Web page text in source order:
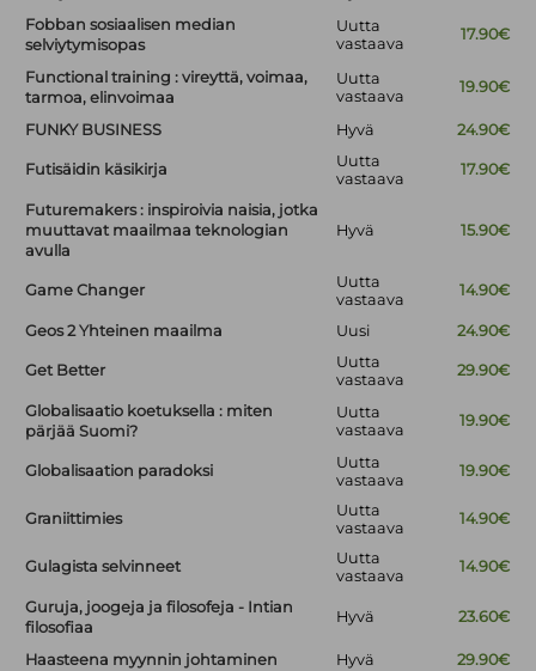
Fobban sosiaalisen median
selviytymisopas
Uutta
vastaava
17.90€
Functional training : vireyttä, voimaa,
tarmoa, elinvoimaa
Uutta
vastaava
19.90€
FUNKY BUSINESS Hyvä 24.90€
Futisäidin käsikirja
Uutta
vastaava
17.90€
Futuremakers : inspiroivia naisia, jotka
muuttavat maailmaa teknologian
avulla
Hyvä 15.90€
Game Changer
Uutta
vastaava
14.90€
Geos 2 Yhteinen maailma Uusi 24.90€
Get Better
Uutta
vastaava
29.90€
Globalisaatio koetuksella : miten
pärjää Suomi?
Uutta
vastaava
19.90€
Globalisaation paradoksi
Uutta
vastaava
19.90€
Graniittimies
Uutta
vastaava
14.90€
Gulagista selvinneet
Uutta
vastaava
14.90€
Guruja, joogeja ja filosofeja - Intian
filosofiaa
Hyvä 23.60€
Haasteena myynnin johtaminen Hyvä
29.90€